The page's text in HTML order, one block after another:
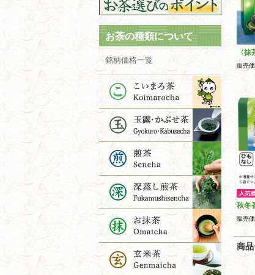
お茶の種類について
銘柄価格一覧
〈
販売
秋冬
販売
商